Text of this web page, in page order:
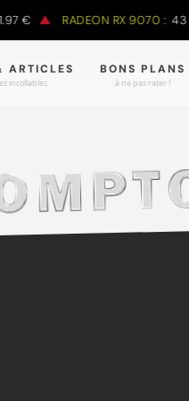
RADEON RX 9070 : 43 refs
ARTICLES
incollables.
BONS PLANS
à ne pas rater !